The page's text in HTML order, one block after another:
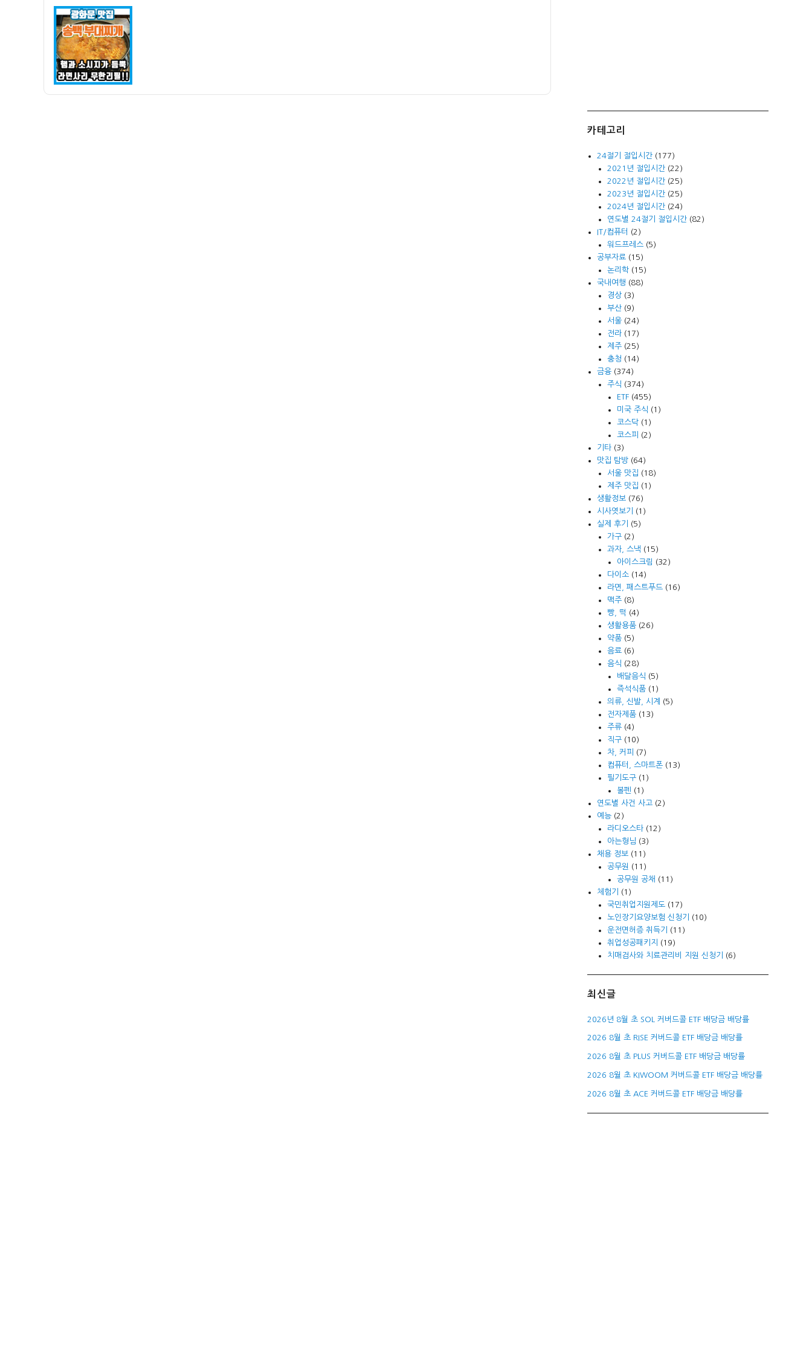
자
카테고리
24절기 절입시간 (177)
2021년 절입시간(22)
2022년 절입시간(25)
2023년 절입시간(25)
2024년 절입시간(24)
연도별 24절기 절입시간(82)
IT/컴퓨터
(2)
워드프레스(5)
공부자료 (15)
논리학(15)
국내여행 (88)
경상(3)
부산(9)
서울(24)
전라(17)
제주(25)
충청 (14)
금융 (374)
주식 (374)
ETF(455)
미국 주식 (1)
코스닥(1)
코스피
(2)
기타 (3)
맛집 탐방 (64)
서울 맛집 (18)
제주 맛집 (1)
생활정보 (76)
시사엿보기
(1)
실제 후기
(5)
가구(2)
과자, 스낵 (15)
아이스크림 (32)
다이소(14)
라면, 패스트푸드(16)
맥주(8)
빵, 떡 (4)
생활용품(26)
약품(5)
음료(6)
음식 (28)
배달음식 (5)
즉석식품(1)
의류, 신발, 시계
(5)
전자제품(13)
주류(4)
직구(10)
차, 커피
(7)
컴퓨터, 스마트폰(13)
필기도구(1)
볼펜 (1)
연도별 사건 사고 (2)
예능 (2)
라디오스타(12)
아는형님 (3)
채용 정보 (11)
공무원
(11)
공무원 공채 (11)
체험기
(1)
국민취업지원제도(17)
노인장기요양보험 신청기
(10)
운전면허증 취득기
(11)
취업성공패키지
(19)
치매검사와 치료관리비 지원 신청기
(6)
최신글
2026년 8월 초 SOL 커버드콜 ETF 배당금 배당률
2026 8월 초 RISE 커버드콜 ETF 배당금 배당률
2026 8월 초 PLUS 커버드콜 ETF 배당금 배당률
2026 8월 초 KIWOOM 커버드콜 ETF 배당금 배당률
2026 8월 초 ACE 커버드콜 ETF 배당금 배당률